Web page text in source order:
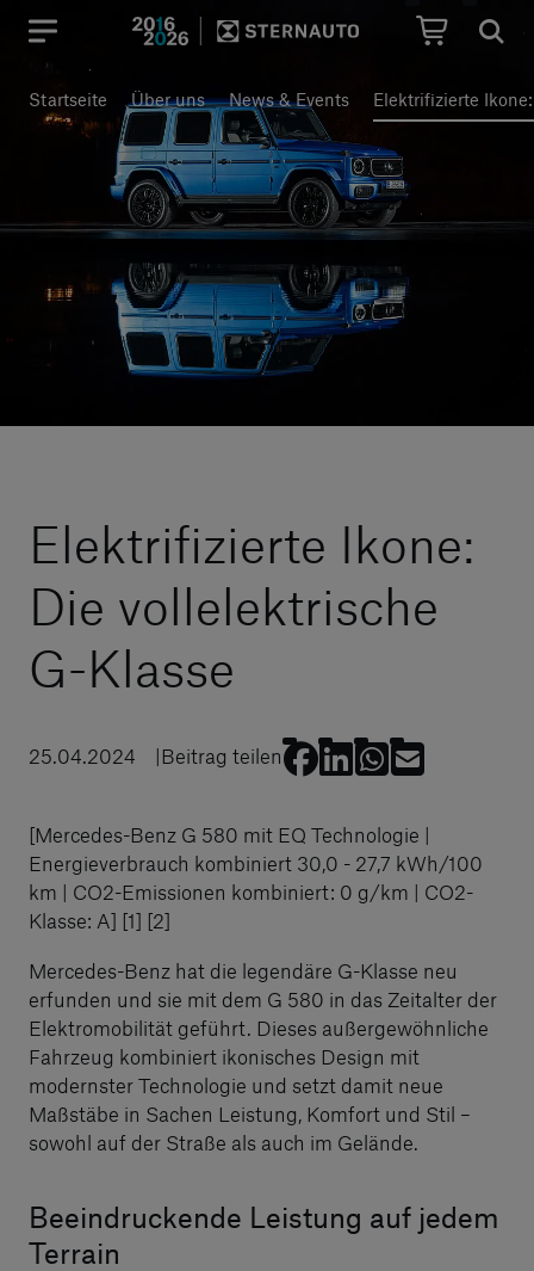
Hauptregion der Seite
Startseite Über uns News & Events Elektrifizierte
Elektrifizierte Ikone:
Die vollelektrische
G-Klasse
25.04.2024 Beitrag teilen
[Mercedes-Benz G 580 mit EQ Technologie |
Energieverbrauch kombiniert 30,0 - 27,7 kWh/100
km | CO2-Emissionen kombiniert: 0 g/km | CO2-
Klasse: A] [1] [2]
Mercedes-Benz hat die legendäre G-Klasse neu
erfunden und sie mit dem G 580 in das Zeitalter der
Elektromobilität geführt. Dieses außergewöhnliche
Fahrzeug kombiniert ikonisches Design mit
modernster Technologie und setzt damit neue
Maßstäbe in Sachen Leistung, Komfort und Stil –
sowohl auf der Straße als auch im Gelände.
Beeindruckende Leistung auf jedem
Terrain